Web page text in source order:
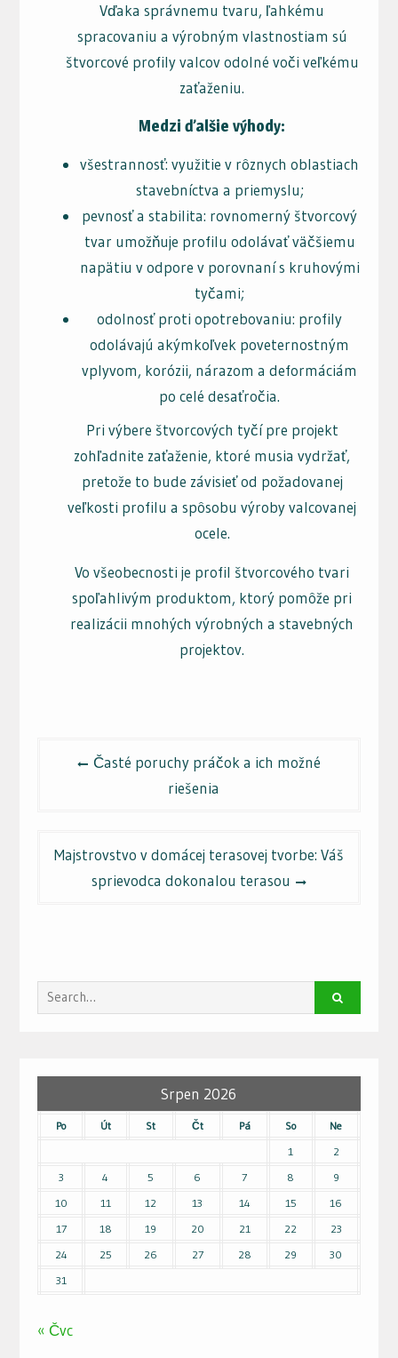
Vďaka správnemu tvaru, ľahkému
spracovaniu a výrobným vlastnostiam sú
štvorcové profily valcov odolné voči veľkému
zaťaženiu.
Medzi ďalšie výhody:
všestrannosť: využitie v rôznych oblastiach
stavebníctva a priemyslu;
pevnosť a stabilita: rovnomerný štvorcový
tvar umožňuje profilu odolávať väčšiemu
napätiu v odpore v porovnaní s kruhovými
tyčami;
odolnosť proti opotrebovaniu: profily
odolávajú akýmkoľvek poveternostným
vplyvom, korózii, nárazom a deformáciám
po celé desaťročia.
Pri výbere štvorcových tyčí pre projekt
zohľadnite zaťaženie, ktoré musia vydržať,
pretože to bude závisieť od požadovanej
veľkosti profilu a spôsobu výroby valcovanej
ocele.
Vo všeobecnosti je profil štvorcového tvari
spoľahlivým produktom, ktorý pomôže pri
realizácii mnohých výrobných a stavebných
projektov.
Navigace
Časté poruchy práčok a ich možné
riešenia
Majstrovstvo v domácej terasovej tvorbe: Váš
sprievodca dokonalou terasou
Search
for:
Srpen 2026
Po Út St Čt Pá So
Ne
1
2
3
4 5 6 7 8
9
10
11 12 13 14 15
16
17
18 19 20 21 22
23
24
25 26 27 28 29
30
31
« Čvc